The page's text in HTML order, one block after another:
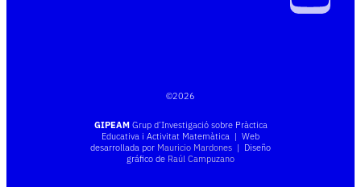
©2026
GIPEAMGrup d’Investigació sobre Pràctica
Educativa i Activitat Matemàtica | Web
desarrollada por Mauricio Mardones | Diseño
gráfico de Raúl Campuzano